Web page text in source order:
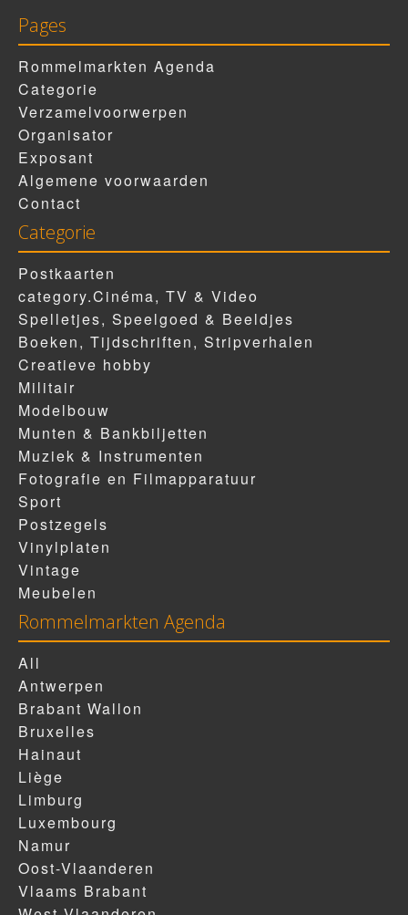
Pages
Rommelmarkten Agenda
Categorie
Verzamelvoorwerpen
Organisator
Exposant
Algemene voorwaarden
Contact
Categorie
Postkaarten
category.Cinéma, TV & Video
Spelletjes, Speelgoed & Beeldjes
Boeken, Tijdschriften, Stripverhalen
Creatieve hobby
Militair
Modelbouw
Munten & Bankbiljetten
Muziek & Instrumenten
Fotografie en Filmapparatuur
Sport
Postzegels
Vinylplaten
Vintage
Meubelen
Rommelmarkten Agenda
All
Antwerpen
Brabant Wallon
Bruxelles
Hainaut
Liège
Limburg
Luxembourg
Namur
Oost-Vlaanderen
Vlaams Brabant